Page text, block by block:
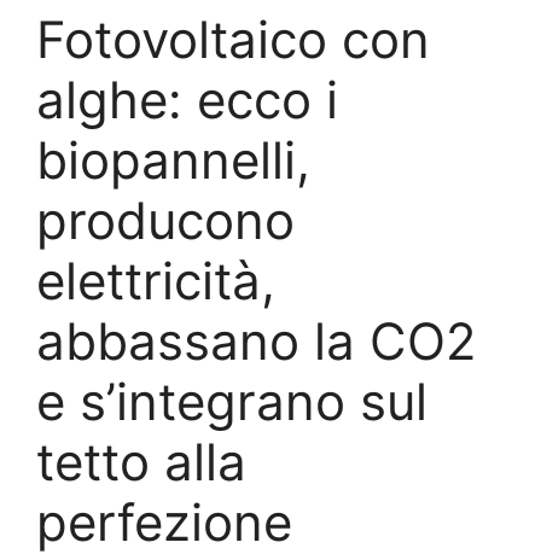
Fotovoltaico con
alghe: ecco i
biopannelli,
producono
elettricità,
abbassano la CO2
e s’integrano sul
tetto alla
perfezione